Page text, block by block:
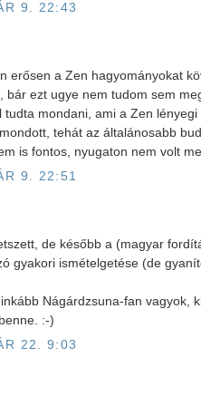
9. 22:43
erősen a Zen hagyományokat
bár ezt ugye nem tudom sem
tudta mondani, ami a Zen
tehát az általánosabb
is fontos, nyugaton nem volt
9. 22:51
de később a (magyar
gyakori ismételgetése (de
Nágárdzsuna-fan vagyok,
:-)
22. 9:03